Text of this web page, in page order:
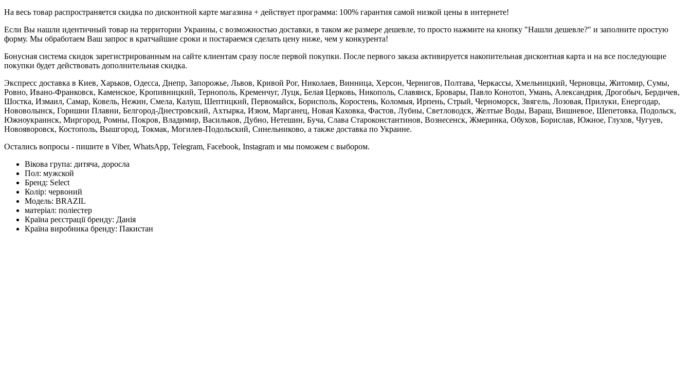
На весь товар распространяется скидка по дисконтной карте магазина + действует программа: 100% гарантия самой низкой цены в интернете!
Если Вы нашли идентичный товар на территории Украины, с возможностью доставки, в таком же размере дешевле, то просто нажмите на кнопку "Нашли дешевле?" и заполните простую
форму. Мы обработаем Ваш запрос в кратчайшие сроки и постараемся сделать цену ниже, чем у конкурента!
Бонусная система скидок зарегистрированным на сайте клиентам сразу после первой покупки. После первого заказа активируется накопительная дисконтная карта и на все последующие
покупки будет действовать дополнительная скидка.
Экспресс доставка в Киев, Харьков, Одесса, Днепр, Запорожье, Львов, Кривой Рог, Николаев, Винница, Херсон, Чернигов, Полтава, Черкассы, Хмельницкий, Черновцы, Житомир, Сумы,
Ровно, Ивано-Франковск, Каменское, Кропивницкий, Тернополь, Кременчуг, Луцк, Белая Церковь, Никополь, Славянск, Бровары, Павло Конотоп, Умань, Александрия, Дрогобыч, Бердичев,
Шостка, Измаил, Самар, Ковель, Нежин, Смела, Калуш, Шептицкий, Первомайск, Борисполь, Коростень, Коломыя, Ирпень, Стрый, Черноморск, Звягель, Лозовая, Прилуки, Енергодар,
Нововолынск, Горишни Плавни, Белгород-Днестровский, Ахтырка, Изюм, Марганец, Новая Каховка, Фастов, Лубны, Светловодск, Желтые Воды, Вараш, Вишневое, Шепетовка, Подольск,
Южноукраинск, Миргород, Ромны, Покров, Владимир, Васильков, Дубно, Нетешин, Буча, Слава Староконстантинов, Вознесенск, Жмеринка, Обухов, Борислав, Южное, Глухов, Чугуев,
Новояворовск, Костополь, Вышгород, Токмак, Могилев-Подольский, Синельниково, а также доставка по Украине.
Остались вопросы - пишите в Viber, WhatsApp, Telegram, Facebook, Instagram и мы поможем с выбором.
Вікова група: дитяча, доросла
Пол: мужской
Бренд: Select
Колір: червоний
Модель: BRAZIL
матеріал: поліестер
Країна реєстрації бренду: Данія
Країна виробника бренду: Пакистан